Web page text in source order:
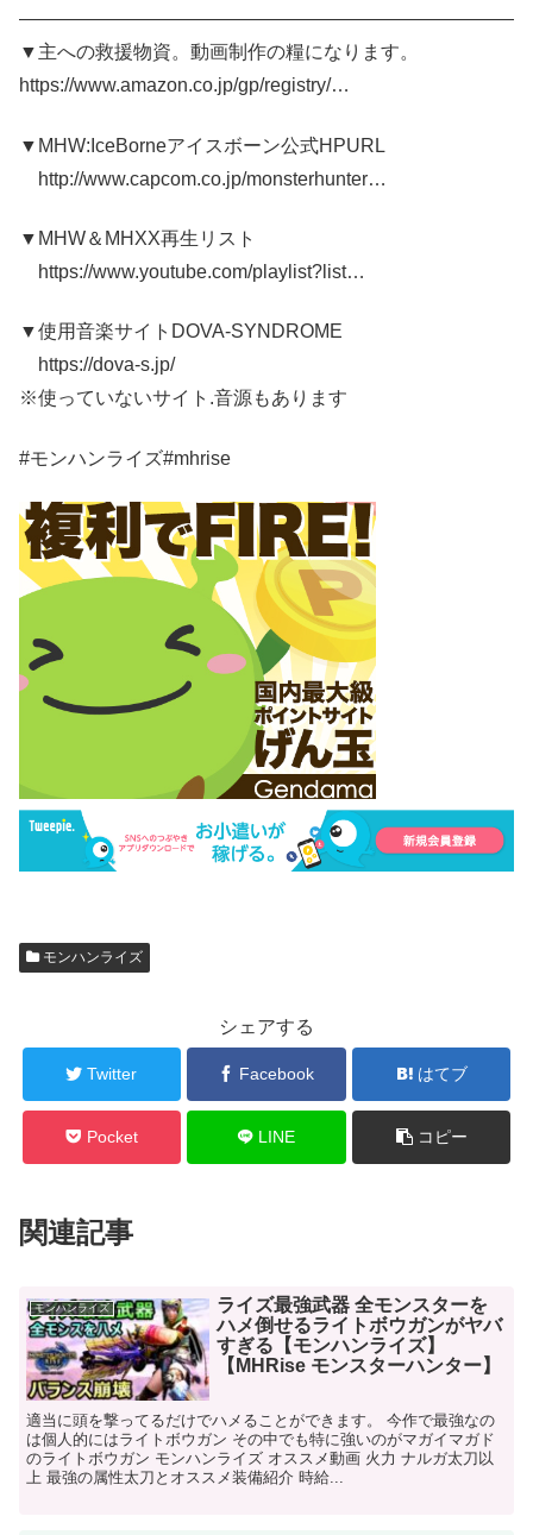
——————————————————————————
▼主への救援物資。動画制作の糧になります。
https://www.amazon.co.jp/gp/registry/…
▼MHW:IceBorneアイスボーン公式HPURL
http://www.capcom.co.jp/monsterhunter…
▼MHW＆MHXX再生リスト
https://www.youtube.com/playlist?list…
▼使用音楽サイトDOVA-SYNDROME
https://dova-s.jp/
※使っていないサイト.音源もあります
#モンハンライズ#mhrise
モンハンライズ
シェアする
Twitter Facebook はてブ
Pocket LINE コピー
関連記事
モンハンライズ
ライズ最強武器 全モンスターを
ハメ倒せるライトボウガンがヤバ
すぎる【モンハンライズ】
【MHRise モンスターハンター】
適当に頭を撃ってるだけでハメることができます。 今作で最強なの
は個人的にはライトボウガン その中でも特に強いのがマガイマガド
のライトボウガン モンハンライズ オススメ動画 火力 ナルガ太刀以
上 最強の属性太刀とオススメ装備紹介 時給...